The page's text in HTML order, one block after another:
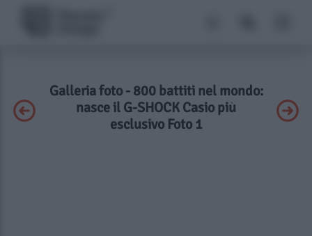
Galleria foto - 800 battiti nel mondo:
nasce il G-SHOCK Casio più
esclusivo Foto 1